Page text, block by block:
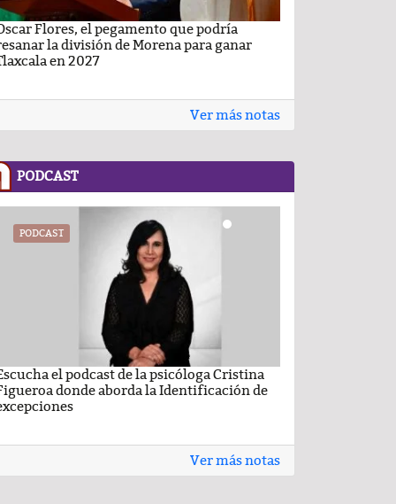
Flores, el pegamento que podría
la división de Morena para ganar
en 2027
Ver más notas
PODCAST
PODCAST
el podcast de la psicóloga Cristina
donde aborda la Identificación de
Ver más notas